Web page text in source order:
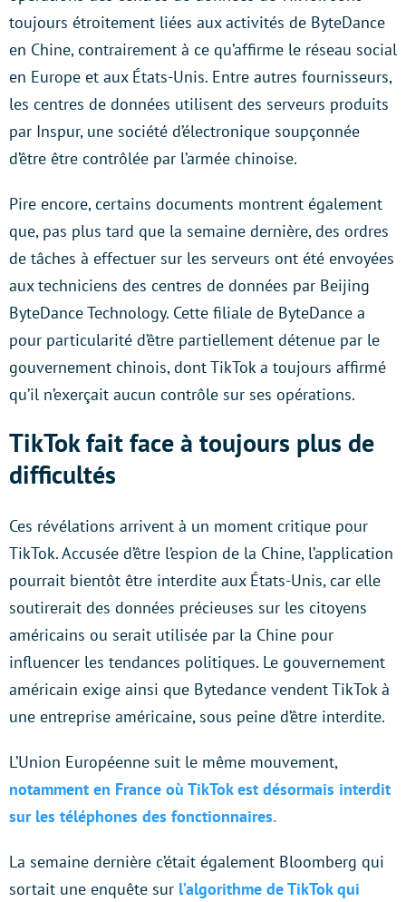
toujours étroitement liées aux activités de ByteDance
en Chine, contrairement à ce qu’affirme le réseau social
en Europe et aux États-Unis. Entre autres fournisseurs,
les centres de données utilisent des serveurs produits
par Inspur, une société d’électronique soupçonnée
d’être être contrôlée par l’armée chinoise.
Pire encore, certains documents montrent également
que, pas plus tard que la semaine dernière, des ordres
de tâches à effectuer sur les serveurs ont été envoyées
aux techniciens des centres de données par Beijing
ByteDance Technology. Cette filiale de ByteDance a
pour particularité d’être partiellement détenue par le
gouvernement chinois, dont TikTok a toujours affirmé
qu’il n’exerçait aucun contrôle sur ses opérations.
TikTok fait face à toujours plus de
difficultés
Ces révélations arrivent à un moment critique pour
TikTok. Accusée d’être l’espion de la Chine, l’application
pourrait bientôt être interdite aux États-Unis, car elle
soutirerait des données précieuses sur les citoyens
américains ou serait utilisée par la Chine pour
influencer les tendances politiques. Le gouvernement
américain exige ainsi que Bytedance vendent TikTok à
une entreprise américaine, sous peine d’être interdite.
L’Union Européenne suit le même mouvement,
notamment en France où TikTok est désormais interdit
sur les téléphones des fonctionnaires.
La semaine dernière c’était également Bloomberg qui
sortait une enquête sur l’algorithme de TikTok qui